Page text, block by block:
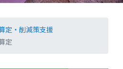
定・削減策支援
定